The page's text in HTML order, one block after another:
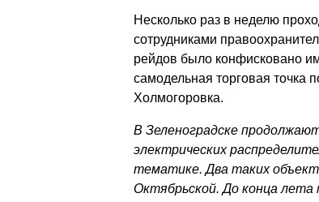
Несколько раз в неделю
сотрудниками
рейдов было конфисковано
самодельная торговая точка
Холмогоровка.
В Зеленоградске
электрических
тематике. Два таких
Октябрьской. До конца лета